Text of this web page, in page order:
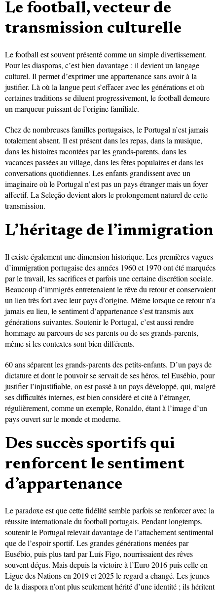
Le football, vecteur de
transmission culturelle
Le football est souvent présenté comme un simple divertissement.
Pour les diasporas, c’est bien davantage : il devient un langage
culturel. Il permet d’exprimer une appartenance sans avoir à la
justifier. Là où la langue peut s’effacer avec les générations et où
certaines traditions se diluent progressivement, le football demeure
un marqueur puissant de l’origine familiale.
Chez de nombreuses familles portugaises, le Portugal n’est jamais
totalement absent. Il est présent dans les repas, dans la musique,
dans les histoires racontées par les grands-parents, dans les
vacances passées au village, dans les fêtes populaires et dans les
conversations quotidiennes. Les enfants grandissent avec un
imaginaire où le Portugal n’est pas un pays étranger mais un foyer
affectif. La Seleção devient alors le prolongement naturel de cette
transmission.
L’héritage de l’immigration
Il existe également une dimension historique. Les premières vagues
d’immigration portugaise des années 1960 et 1970 ont été marquées
par le travail, les sacrifices et parfois une certaine discrétion sociale.
Beaucoup d’immigrés entretenaient le rêve du retour et conservaient
un lien très fort avec leur pays d’origine. Même lorsque ce retour n’a
jamais eu lieu, le sentiment d’appartenance s’est transmis aux
générations suivantes. Soutenir le Portugal, c’est aussi rendre
hommage au parcours de ses parents ou de ses grands-parents,
même si les contextes sont bien différents.
60 ans séparent les grands-parents des petits-enfants. D’un pays de
dictature et dont le pouvoir se servait de ses héros, tel Eusébio, pour
justifier l’injustifiable, on est passé à un pays développé, qui, malgré
ses difficultés internes, est bien considéré et cité à l’étranger,
régulièrement, comme un exemple, Ronaldo, étant à l’image d’un
pays ouvert sur le monde et moderne.
Des succès sportifs qui
renforcent le sentiment
d’appartenance
Le paradoxe est que cette fidélité semble parfois se renforcer avec la
réussite internationale du football portugais. Pendant longtemps,
soutenir le Portugal relevait davantage de l’attachement sentimental
que de l’espoir sportif. Les grandes générations menées par
Eusébio, puis plus tard par Luís Figo, nourrissaient des rêves
souvent déçus. Mais depuis la victoire à l’Euro 2016 puis celle en
Ligue des Nations en 2019 et 2025 le regard a changé. Les jeunes
de la diaspora n’ont plus seulement hérité d’une identité ; ils héritent